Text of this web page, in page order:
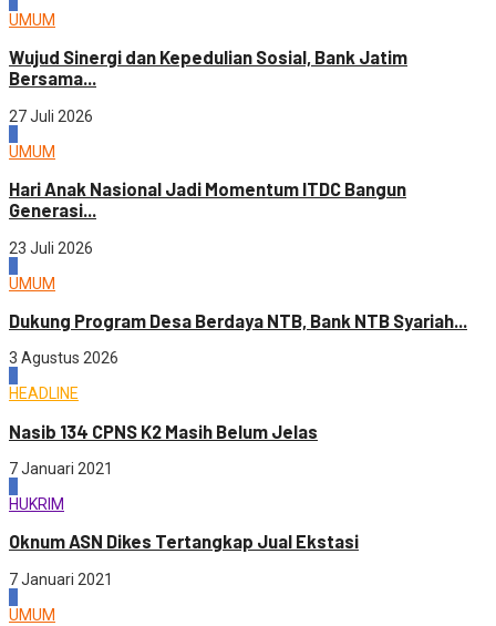
UMUM
Wujud Sinergi dan Kepedulian Sosial, Bank Jatim
Bersama...
27 Juli 2026
UMUM
Hari Anak Nasional Jadi Momentum ITDC Bangun
Generasi...
23 Juli 2026
UMUM
Dukung Program Desa Berdaya NTB, Bank NTB Syariah...
3 Agustus 2026
HEADLINE
Nasib 134 CPNS K2 Masih Belum Jelas
7 Januari 2021
HUKRIM
Oknum ASN Dikes Tertangkap Jual Ekstasi
7 Januari 2021
UMUM